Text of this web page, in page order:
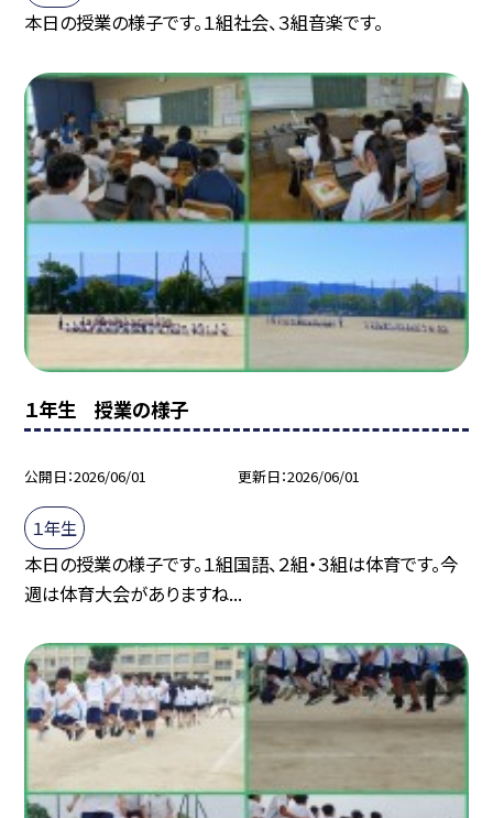
本日の授業の様子です。１組社会、３組音楽です。
１年生 授業の様子
公開日 2026/06/01 更新日 2026/06/01
１年生
本日の授業の様子です。１組国語、２組・３組は体育です。今
週は体育大会がありますね...